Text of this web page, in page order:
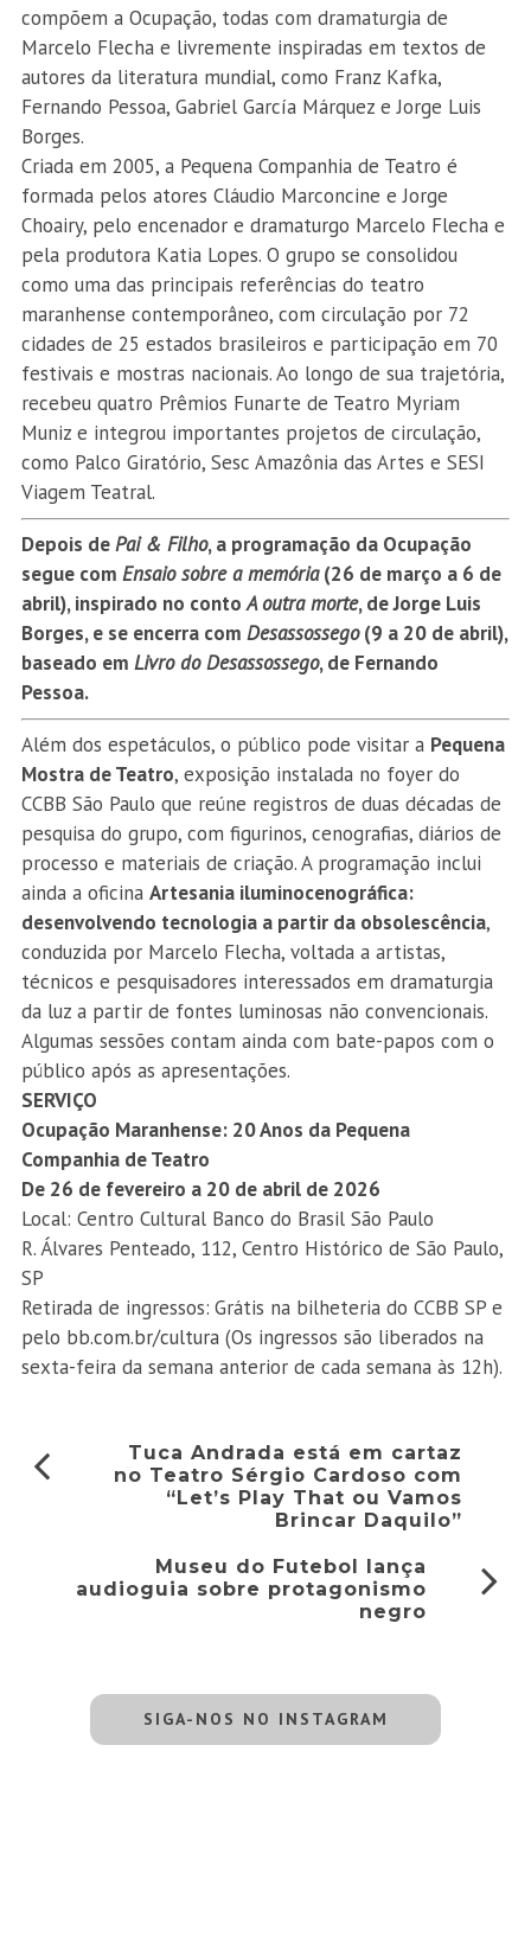
compõem a Ocupação, todas com dramaturgia de
Marcelo Flecha e livremente inspiradas em textos de
autores da literatura mundial, como Franz Kafka,
Fernando Pessoa, Gabriel García Márquez e Jorge Luis
Borges.
Criada em 2005, a Pequena Companhia de Teatro é
formada pelos atores Cláudio Marconcine e Jorge
Choairy, pelo encenador e dramaturgo Marcelo Flecha e
pela produtora Katia Lopes. O grupo se consolidou
como uma das principais referências do teatro
maranhense contemporâneo, com circulação por 72
cidades de 25 estados brasileiros e participação em 70
festivais e mostras nacionais. Ao longo de sua trajetória,
recebeu quatro Prêmios Funarte de Teatro Myriam
Muniz e integrou importantes projetos de circulação,
como Palco Giratório, Sesc Amazônia das Artes e SESI
Viagem Teatral.
Depois dePai & Filho, a programação da Ocupação
segue com Ensaio sobre a memória(26 de março a 6 de
abril), inspirado no contoA outra morte, de Jorge Luis
Borges, e se encerra com Desassossego(9 a 20 de abril),
baseado em Livro do Desassossego, de Fernando
Pessoa.
Além dos espetáculos, o público pode visitar a Pequena
Mostra de Teatro, exposição instalada no foyer do
CCBB São Paulo que reúne registros de duas décadas de
pesquisa do grupo, com figurinos, cenografias, diários de
processo e materiais de criação. A programação inclui
ainda a oficina Artesania iluminocenográfica:
desenvolvendo tecnologia a partir da obsolescência,
conduzida por Marcelo Flecha, voltada a artistas,
técnicos e pesquisadores interessados em dramaturgia
da luz a partir de fontes luminosas não convencionais.
Algumas sessões contam ainda com bate-papos com o
público após as apresentações.
SERVIÇO
Ocupação Maranhense: 20 Anos da Pequena
Companhia de Teatro
De 26 de fevereiro a 20 de abril de 2026
Local: Centro Cultural Banco do Brasil São Paulo
R. Álvares Penteado, 112, Centro Histórico de São Paulo,
SP
Retirada de ingressos: Grátis na bilheteria do CCBB SP e
pelo bb.com.br/cultura(Os ingressos são liberados na
sexta-feira da semana anterior de cada semana às 12h).
Tuca Andrada está em cartaz
no Teatro Sérgio Cardoso com
“Let’s Play That ou Vamos
Brincar Daquilo”
Museu do Futebol lança
audioguia sobre protagonismo
negro
SIGA-NOS NO INSTAGRAM